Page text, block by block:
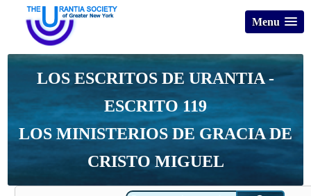
Menu
LOS ESCRITOS DE URANTIA -
ESCRITO 119
LOS MINISTERIOS DE GRACIA DE
CRISTO MIGUEL